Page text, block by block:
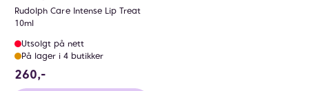
Rudolph Care Intense Lip Treat
10ml
Utsolgt på nett
På lager i 4 butikker
260,-